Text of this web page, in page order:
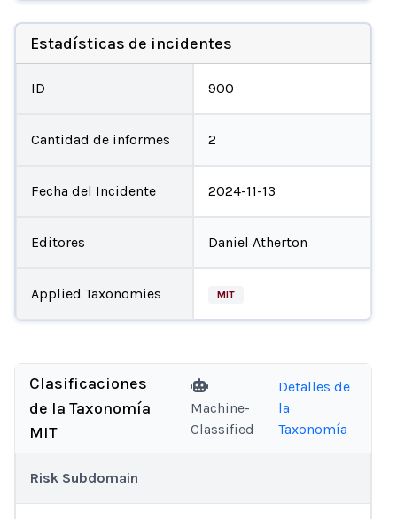
Estadísticas de incidentes
ID 900
Cantidad de informes 2
Fecha del Incidente 2024-11-13
Editores Daniel Atherton
Applied Taxonomies MIT
Clasificaciones
de la Taxonomía
MIT
Machine-
Classified
Detalles de
la
Taxonomía
Risk Subdomain